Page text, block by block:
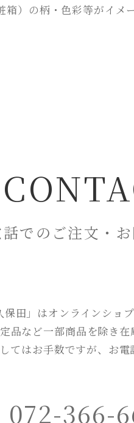
）の柄・色彩等がイメ
でのご注文・
保田」はオンラインショ
品など一部商品を除き在
てはお手数ですが、お電
072-366-